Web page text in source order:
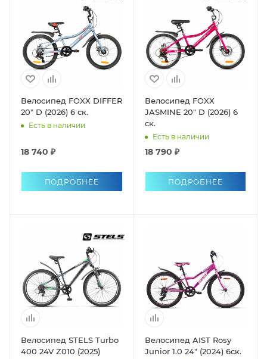
Велосипед FOXX DIFFER
20" D (2026) 6 ск.
Есть в наличии
18 740 ₽
ПОДРОБНЕЕ
Велосипед FOXX
JASMINE 20" D (2026) 6
ск.
Есть в наличии
18 790 ₽
ПОДРОБНЕЕ
Велосипед STELS Turbo
400 24V Z010 (2025)
Велосипед AIST Rosy
Junior 1.0 24" (2024) 6ск.